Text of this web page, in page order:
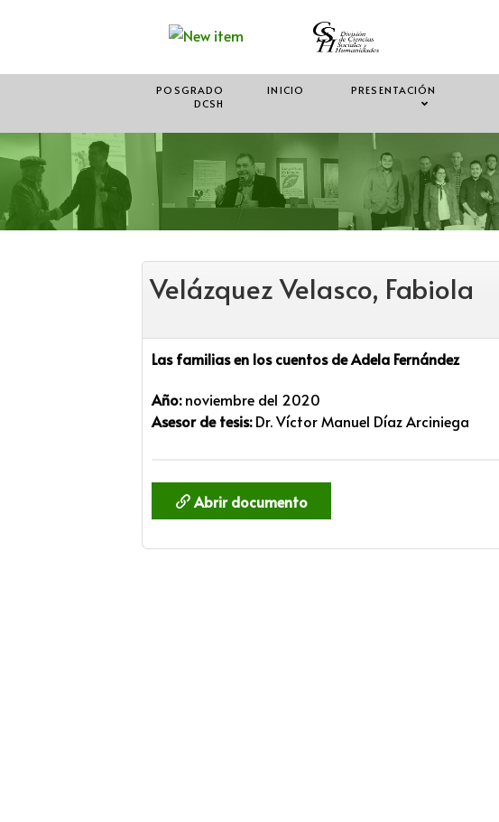
POSGRADO
DCSH
INICIO PRESENTACIÓN
Velázquez Velasco, Fabiola
Las familias en los cuentos de Adela Fernández
Año:noviembre del 2020
Asesor de tesis:Dr. Víctor Manuel Díaz Arciniega
Abrir documento